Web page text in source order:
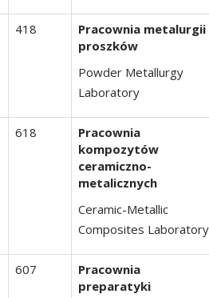
418
Pracownia metalurgii
proszków
Powder Metallurgy
Laboratory
618
Pracownia
kompozytów
ceramiczno-
metalicznych
Ceramic-Metallic
Composites Laboratory
607
Pracownia
preparatyki